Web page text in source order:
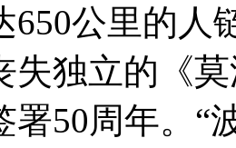
650公里的人
失独立的《
署50周年。“